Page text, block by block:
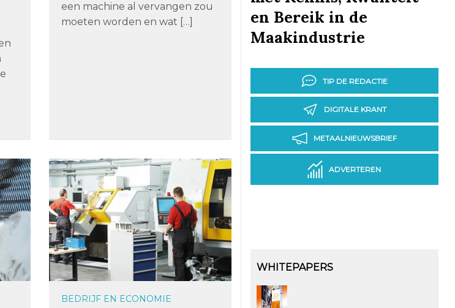
een machine al vervangen zou
moeten worden en wat […]
BEDRIJF EN ECONOMIE
en Bereik in de
Maakindustrie
TIP DE REDACTIE
DIGITALE KRANT
METAALNIEUWSBRIEF
ADVERTEREN
WHITEPAPERS